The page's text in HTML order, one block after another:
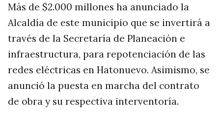
Más de $2.000 millones ha anunciado la
Alcaldía de este municipio que se invertirá a
través de la Secretaría de Planeación e
infraestructura, para repotenciación de las
redes eléctricas en Hatonuevo. Asimismo, se
anunció la puesta en marcha del contrato
de obra y su respectiva interventoría.